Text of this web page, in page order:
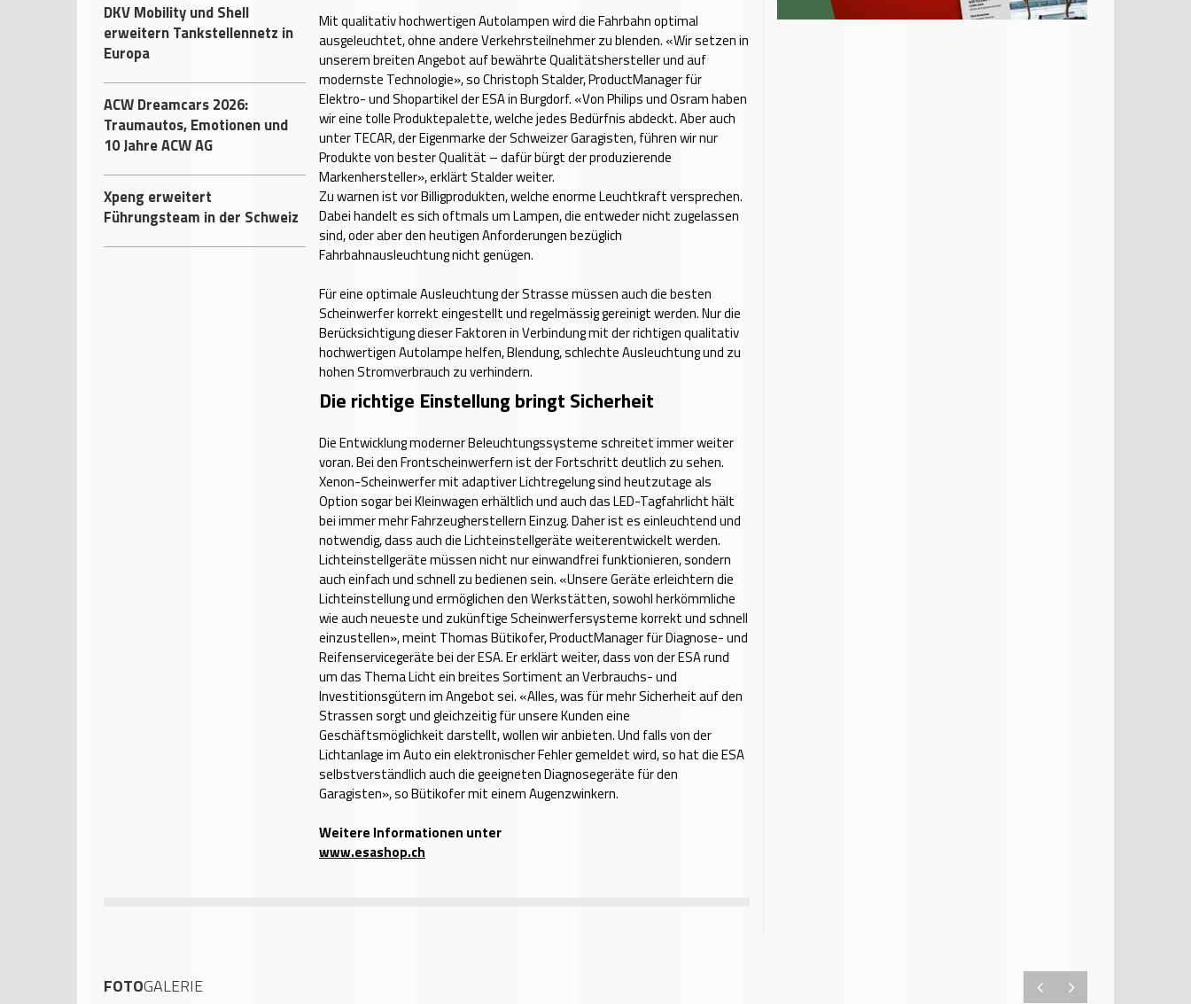
DKV Mobility und Shell
erweitern Tankstellennetz in
Europa
ACW Dreamcars 2026:
Traumautos, Emotionen und
10 Jahre ACW AG
Xpeng erweitert
Führungsteam in der Schweiz
Mit qualitativ hochwertigen Autolampen wird die Fahrbahn optimal
ausgeleuchtet, ohne andere Verkehrsteilnehmer zu blenden. «Wir setzen in
unserem breiten Angebot auf bewährte Qualitätshersteller und auf
modernste Technologie», so Christoph Stalder, ProductManager für
Elektro- und Shopartikel der ESA in Burgdorf. «Von Philips und Osram haben
wir eine tolle Produktepalette, welche jedes Bedürfnis abdeckt. Aber auch
unter TECAR, der Eigenmarke der Schweizer Garagisten, führen wir nur
Produkte von bester Qualität – dafür bürgt der produzierende
Markenhersteller», erklärt Stalder weiter.
Zu warnen ist vor Billigprodukten, welche enorme Leuchtkraft versprechen.
Dabei handelt es sich oftmals um Lampen, die entweder nicht zugelassen
sind, oder aber den heutigen Anforderungen bezüglich
Fahrbahnausleuchtung nicht genügen.
Für eine optimale Ausleuchtung der Strasse müssen auch die besten
Scheinwerfer korrekt eingestellt und regelmässig gereinigt werden. Nur die
Berücksichtigung dieser Faktoren in Verbindung mit der richtigen qualitativ
hochwertigen Autolampe helfen, Blendung, schlechte Ausleuchtung und zu
hohen Stromverbrauch zu verhindern.
Die richtige Einstellung bringt Sicherheit
Die Entwicklung moderner Beleuchtungssysteme schreitet immer weiter
voran. Bei den Frontscheinwerfern ist der Fortschritt deutlich zu sehen.
Xenon-Scheinwerfer mit adap­tiver Lichtregelung sind heutzutage als
Option sogar bei Kleinwagen erhältlich und auch das LED-Tagfahrlicht hält
bei immer mehr Fahrzeugherstellern Einzug. Daher ist es einleuchtend und
notwendig, dass auch die Lichteinstellgeräte weiterentwickelt werden.
Lichteinstellgeräte müssen nicht nur einwandfrei funktionieren, sondern
auch einfach und schnell zu bedienen sein. «Unsere Geräte erleichtern die
Lichteinstellung und ermöglichen den Werkstätten, sowohl herkömmliche
wie auch neueste und zukünftige Scheinwerfersysteme korrekt und schnell
einzustellen», meint Thomas Bütik­ofer, ProductManager für Diagnose- und
Reifenservicegeräte bei der ESA. Er erklärt weiter, dass von der ESA rund
um das Thema Licht ein breites Sortiment an Verbrauchs- und
Investitionsgütern im Angebot sei. «Alles, was für mehr Sicherheit auf den
Strassen sorgt und gleichzeitig für unsere Kunden eine
Geschäftsmöglichkeit darstellt, wollen wir anbieten. Und falls von der
Lichtanlage im Auto ein elektronischer Fehler gemeldet wird, so hat die ESA
selbstverständlich auch die geeigneten Diagnosegeräte für den
Garagisten», so Bütikofer mit einem Augenzwinkern.
Weitere Informationen unter
www.esashop.ch
FOTOGALERIE